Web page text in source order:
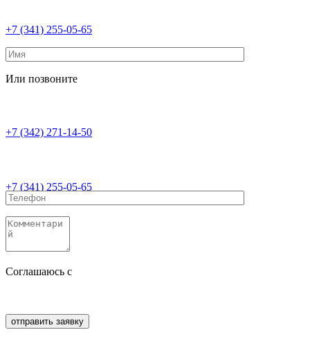
+7 (341) 255-05-65
Или позвоните
+7 (342) 271-14-50
+7 (341) 255-05-65
Соглашаюсь с